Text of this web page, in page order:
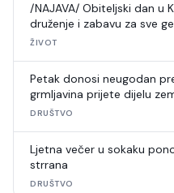
/NAJAVA/ Obiteljski dan u
druženje i zabavu za sve
ŽIVOT
Petak donosi neugodan
grmljavina prijete dijelu
DRUŠTVO
Ljetna večer u sokaku
strrana
DRUŠTVO